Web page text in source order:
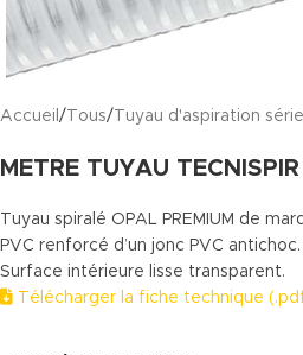
Accueil / Tous/ Tuyau d'aspiration série
METRE TUYAU
Tuyau spiralé OPAL PREMIUM de
PVC renforcé d’un jonc PVC antichoc.
Surface intérieure lisse transparent.
Télécharger la fiche technique